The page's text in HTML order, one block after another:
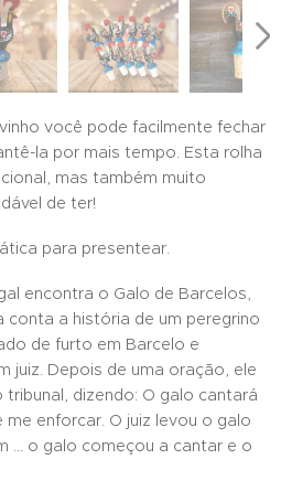
você pode facilmente fechar
la por mais tempo. Esta rolha
mas também muito
de ter!
para presentear.
encontra o Galo de Barcelos,
conta a história de um peregrino
de furto em Barcelo e
juiz. Depois de uma oração, ele
dizendo: O galo cantará
enforcar. O juiz levou o galo
... o galo começou a cantar e o